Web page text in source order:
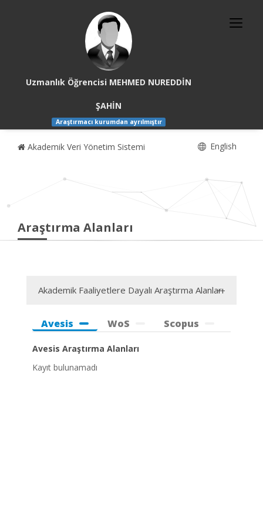
Uzmanlık Öğrencisi MEHMED NUREDDİN
ŞAHİN
Araştırmacı kurumdan ayrılmıştır
Akademik Veri Yönetim Sistemi English
Araştırma Alanları
Akademik Faaliyetlere Dayalı Araştırma Alanları
Avesis WoS Scopus
Avesis Araştırma Alanları
Kayıt bulunamadı